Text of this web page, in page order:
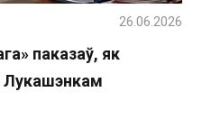
паказаў, як
Лукашэнкам
26.06.2026